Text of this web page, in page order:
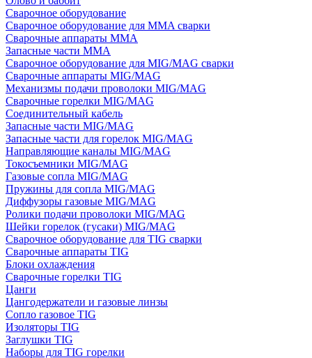
Сварочное оборудование
Сварочное оборудование для MMA сварки
Сварочные аппараты MMA
Запасные части MMA
Сварочное оборудование для MIG/MAG сварки
Сварочные аппараты MIG/MAG
Механизмы подачи проволоки MIG/MAG
Сварочные горелки MIG/MAG
Соединительный кабель
Запасные части MIG/MAG
Запасные части для горелок MIG/MAG
Направляющие каналы MIG/MAG
Токосъемники MIG/MAG
Газовые сопла MIG/MAG
Пружины для сопла MIG/MAG
Диффузоры газовые MIG/MAG
Ролики подачи проволоки MIG/MAG
Шейки горелок (гусаки) MIG/MAG
Сварочное оборудование для TIG сварки
Сварочные аппараты TIG
Блоки охлаждения
Сварочные горелки TIG
Цанги
Цангодержатели и газовые линзы
Сопло газовое TIG
Изоляторы TIG
Заглушки TIG
Наборы для TIG горелки